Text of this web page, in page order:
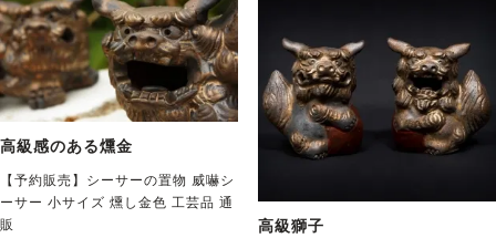
高級感のある燻金
【予約販売】シーサーの置物 威嚇シ
ーサー 小サイズ 燻し金色 工芸品 通
販
高級獅子